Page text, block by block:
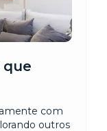
que
com
outros